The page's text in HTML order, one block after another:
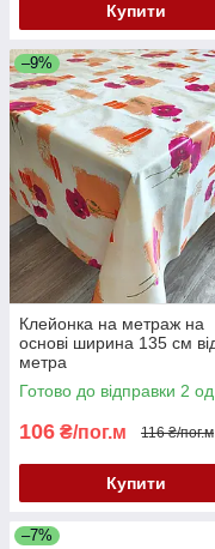
Купити
–9%
Клейонка на метраж на
основі ширина 135 см
метра
Готово до відправки 2
106 ₴/пог.м 116 ₴/пог.м
Купити
–7%